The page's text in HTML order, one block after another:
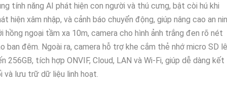
tính năng AI phát hiện con người và thú cưng, bật còi hú khi
hiện xâm nhập, và cảnh báo chuyển động, giúp nâng cao an
hồng ngoại tầm xa 10m, camera cho hình ảnh trắng đen rõ nét
ban đêm. Ngoài ra, camera hỗ trợ khe cắm thẻ nhớ micro SD
256GB, tích hợp ONVIF, Cloud, LAN và Wi-Fi, giúp dễ dàng kết
và lưu trữ dữ liệu linh hoạt.